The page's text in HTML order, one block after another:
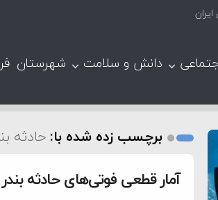
دانش و سلامت شهرستان
برچسب زده شده با:حادثه
آمار قطعی فوتی‌های حادثه بندر شهید